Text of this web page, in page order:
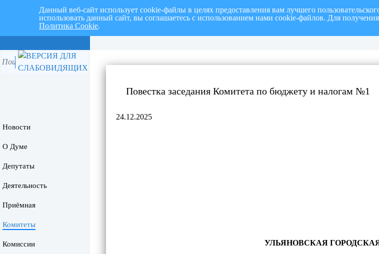
Новости
О Думе
Депутаты
Деятельность
Приёмная
Комитеты
Комиссии
Повестка заседания Комитета по бюджету и налогам №1
24.12.2025
УЛЬЯНОВСКАЯ
Данный веб-сайт использует cookie-файлы в целях предоставления вам лучшего
использовать данный сайт, вы соглашаетесь с использованием нами cookie-файлов. Для
Политика Cookie.